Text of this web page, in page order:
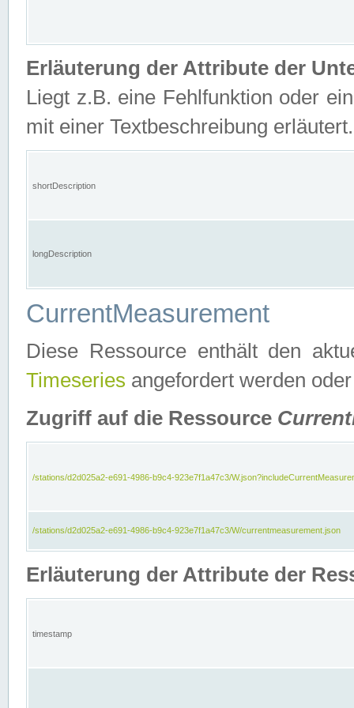
Erläuterung der Attribute der
Liegt z.B. eine Fehlfunktion oder
mit einer Textbeschreibung erläutert.
shortDescription
longDescription
CurrentMeasurement
Diese Ressource enthält den
Timeseries angefordert werden
Zugriff auf die Ressource
/stations/d2d025a2-e691-4986-b9c4-923e7f1a47c3/
/stations/d2d025a2-e691-4986-b9c4-923e7f1a47c3/W/currentmeasurement.json
Erläuterung der Attribute der
timestamp